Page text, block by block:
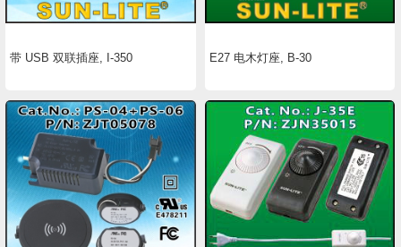
带 USB 双联插座, I-350 E27 电木灯座, B-30